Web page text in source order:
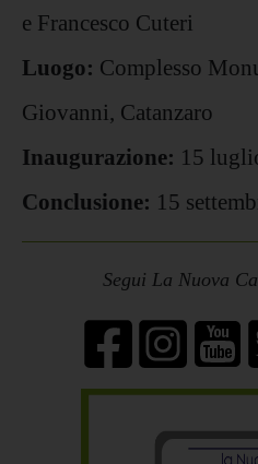
e Francesco Cuteri
Luogo: Complesso
Giovanni, Catanzaro
Inaugurazione: 15
Conclusione: 15
Segui La Nuova